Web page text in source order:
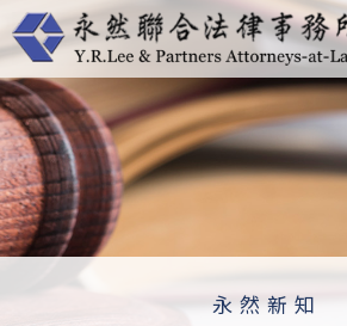
跳
至
主
要
內
容
永然新知